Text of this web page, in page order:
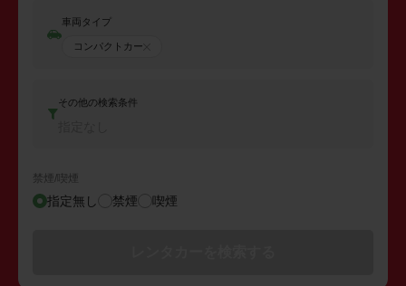
車両タイプ
コンパクトカー
その他の検索条件
禁煙/喫煙
指定無し 禁煙 喫煙